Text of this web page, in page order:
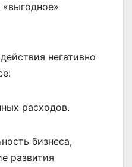
«выгодное»
негативно
расходов.
бизнеса,
развития